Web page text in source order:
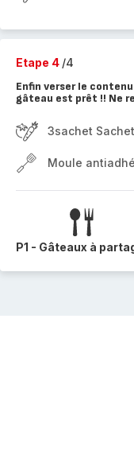
Etape 4 /4
Enfin verser le
gâteau est prêt !! Ne
3sachet
Moule
P1 - Gâteaux à